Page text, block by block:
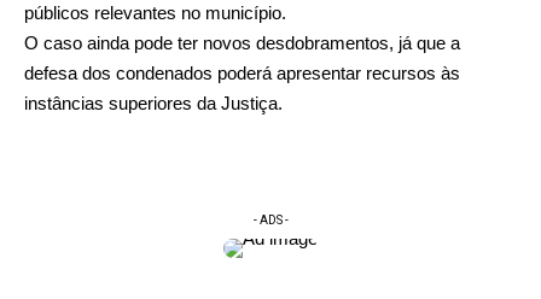
públicos relevantes no município.
O caso ainda pode ter novos desdobramentos, já que a
defesa dos condenados poderá apresentar recursos às
instâncias superiores da Justiça.
- ADS -